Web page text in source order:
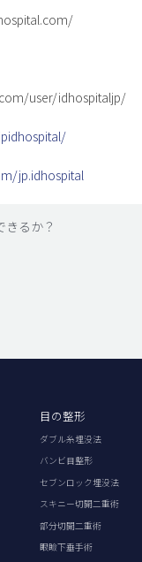
user/idhospitaljp/
jp.idhospital
るか？
目の整形
ダブル糸埋没法
バンビ目整形
セブンロック埋没法
スキニー切開二重術
部分切開二重術
眼瞼下垂手術